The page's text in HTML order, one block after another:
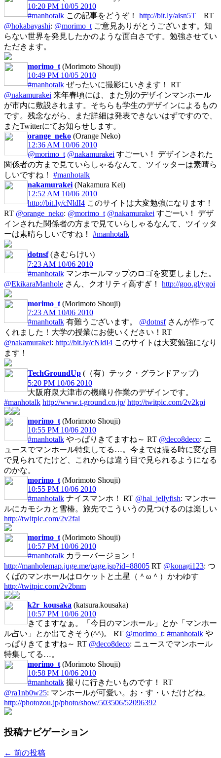
10:20 PM 10/05 2010
#manhotalk この記事をどうぞ！ http://bit.ly/aisn5T RT
@hokabayashi: @morimo_t ご意見ありがとうございます。知
らない世界を発見したかのような面白さです。勉強させてい
ただきます。
morimo_t (Morimoto Shouji)
10:49 PM 10/05 2010
#manhotalk ぜったいに撮影にいきます！ RT
@nakamurakei 来年春頃には、また別のデザインマンホール
が市内に敷設されます。そちらも学生のデザインによるもの
です。残念ながら、まだ詳細は発表できないはずですので、
またTwitterにてお知らせします。
orange_neko (Orange Neko)
12:36 AM 10/06 2010
@morimo_t @nakamurakei すごーい！ デザインされた
関係者の方まで見ていらしゃるなんて、ツイッターは素晴ら
しいですね！ #manhotalk
nakamurakei (Nakamura Kei)
12:52 AM 10/06 2010
http://bit.ly/cNldI4 このサイトは大変勉強になります！
RT @orange_neko: @morimo_t @nakamurakei すごーい！ デザ
インされた関係者の方まで見ていらしゃるなんて、ツイッタ
ーは素晴らしいですね！ #manhotalk
dotnsf(きむらけい)
7:23 AM 10/06 2010
#manhotalk マンホールマップのロゴを変更しました。
@EkikaraManhole さん、クオリティ高すぎ！ http://goo.gl/ygoi
morimo_t (Morimoto Shouji)
7:23 AM 10/06 2010
#manhotalk 有難うございます。 @dotnsfさんが作って
くれました！大学の授業にお使いください！RT
@nakamurakei: http://bit.ly/cNldI4 このサイトは大変勉強になり
ます！
TechGroundUp (（有）テック・グランドアップ)
5:20 PM 10/06 2010
大阪府泉大津市の機織り作業のデザインです。
#manhotalk http://www.t-ground.co.jp/ http://twitpic.com/2v2kpi
morimo_t (Morimoto Shouji)
10:55 PM 10/06 2010
#manhotalk やっぱりきてますね～ RT @deco8deco: ニ
ュースでマンホール特集してる…。今までは撮る時に変な目
で見られてたけど、これからは違う目で見られるようになる
のかな。
morimo_t (Morimoto Shouji)
10:55 PM 10/06 2010
#manhotalk ナイスマンホ！ RT @hal_jellyfish: マンホー
ルにカモシカと雪椿。旅先でこういうの見つけるのは楽しい
http://twitpic.com/2v2fal
morimo_t (Morimoto Shouji)
10:57 PM 10/06 2010
#manhotalk カラーバージョン！
http://manholemap.juge.me/page.jsp?id=88005 RT @konagi123: つ
くばのマンホールはロケットと土星（＾ω＾）かわゆす
http://twitpic.com/2v2bnm
k2r_kousaka (katsura.kousaka)
10:57 PM 10/06 2010
きてますなぁ。「今日のマンホール」とか「マンホー
ル占い」とか出てきそう(^^)。 RT @morimo_t: #manhotalk や
っぱりきてますね～ RT @deco8deco: ニュースでマンホール
特集してる…。
morimo_t (Morimoto Shouji)
10:58 PM 10/06 2010
#manhotalk 撮りに行きたいものです！ RT
@ra1nb0w25: マンホールが可愛い。お・す・い だけどね。
http://photozou.jp/photo/show/503506/52096392
投稿ナビゲーション
← 前の投稿